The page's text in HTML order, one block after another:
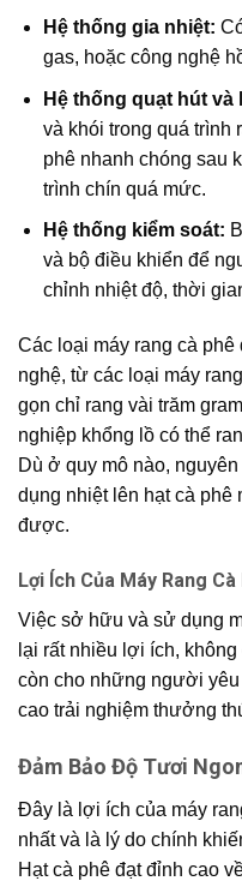
Hệ thống gia nhiệt:
gas, hoặc công nghệ
Hệ thống quạt hút và
và khói trong quá trình
phê nhanh chóng sau
trình chín quá mức.
Hệ thống kiểm soát:
và bộ điều khiển để
chỉnh nhiệt độ, thời
Các loại máy rang cà
nghệ, từ các loại máy
gọn chỉ rang vài trăm
nghiệp khổng lồ có thể
Dù ở quy mô nào,
dụng nhiệt lên hạt cà phê
được.
Lợi Ích Của Máy Rang Cà
Việc sở hữu và sử dụng
lại rất nhiều lợi ích,
còn cho những người
cao trải nghiệm thưởng
Đảm Bảo Độ Tươi
Đây là lợi ích của máy
nhất và là lý do chính
Hạt cà phê đạt đỉnh cao